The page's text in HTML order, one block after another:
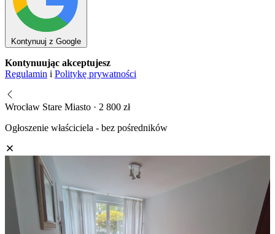
Kontynuuj z Google
Kontynuując akceptujesz
Regulamin i Politykę prywatności
Wrocław Stare Miasto · 2 800 zł
Ogłoszenie właściciela - bez pośredników